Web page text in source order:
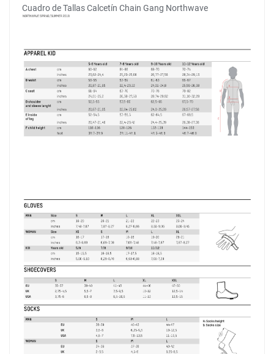
Cuadro de Tallas Calcetín Chain Gang Northwave